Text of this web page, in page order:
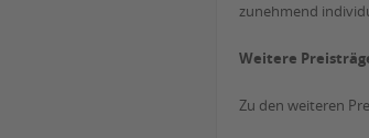
zunehmend
Weitere
Zu den weiteren